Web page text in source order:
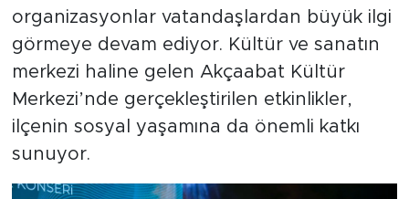
organizasyonlar vatandaşlardan büyük ilgi
görmeye devam ediyor. Kültür ve sanatın
merkezi haline gelen Akçaabat Kültür
Merkezi’nde gerçekleştirilen etkinlikler,
ilçenin sosyal yaşamına da önemli katkı
sunuyor.